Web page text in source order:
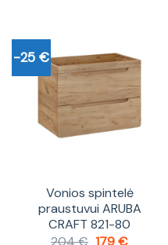
-25 €
Vonios spintelė
praustuvui ARUBA
CRAFT 821-80
204€ Original
179€Current